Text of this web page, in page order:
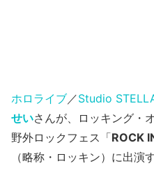
ホロライブ ／Studio
せいさんが、ロッキング・
野外ロックフェス「ROCK
（略称・ロッキン）に出演す